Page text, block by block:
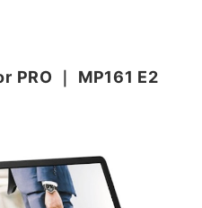
PRO MP161 E2